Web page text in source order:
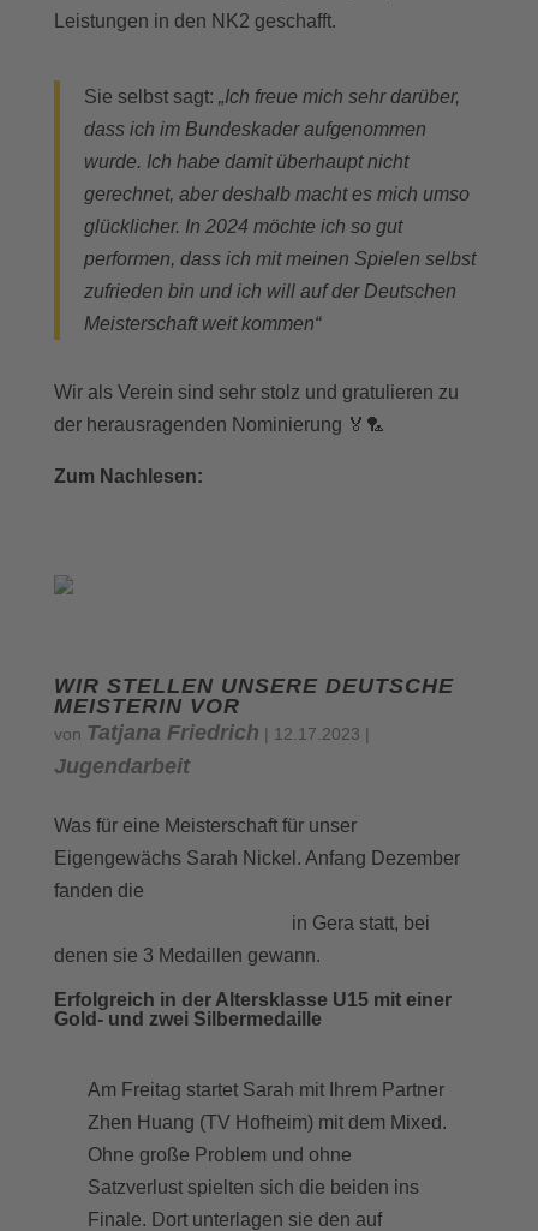
Leistungen in den NK2 geschafft.
Sie selbst sagt: „Ich freue mich sehr darüber,
dass ich im Bundeskader aufgenommen
wurde. Ich habe damit überhaupt nicht
gerechnet, aber deshalb macht es mich umso
glücklicher. In 2024 möchte ich so gut
performen, dass ich mit meinen Spielen selbst
zufrieden bin und ich will auf der Deutschen
Meisterschaft weit kommen“
Wir als Verein sind sehr stolz und gratulieren zu
der herausragenden Nominierung 🏅🏸
Zum Nachlesen:
WIR STELLEN UNSERE DEUTSCHE
MEISTERIN VOR
von Tatjana Friedrich | 12.17.2023 |
Jugendarbeit
Was für eine Meisterschaft für unser
Eigengewächs Sarah Nickel. Anfang Dezember
fanden die
in Gera statt, bei
denen sie 3 Medaillen gewann.
Erfolgreich in der Altersklasse U15 mit einer
Gold- und zwei Silbermedaille
Am Freitag startet Sarah mit Ihrem Partner
Zhen Huang (TV Hofheim) mit dem Mixed.
Ohne große Problem und ohne
Satzverlust spielten sich die beiden ins
Finale. Dort unterlagen sie den auf